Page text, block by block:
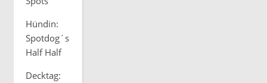
Hündin:
Spotdog´s
Half Half
Decktag: